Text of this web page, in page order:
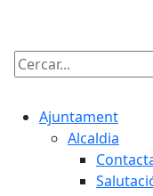
Cercar:
Ajuntament
Alcaldia